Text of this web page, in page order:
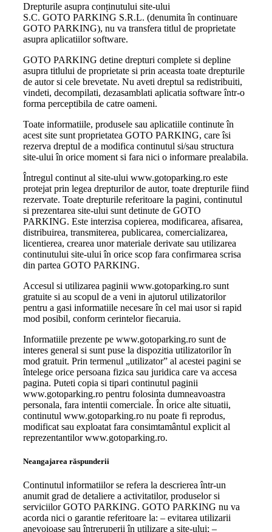
Drepturile asupra conținutului site-ului
S.C. GOTO PARKING S.R.L. (denumita în continuare
GOTO PARKING), nu va transfera titlul de proprietate
asupra aplicatiilor software.
GOTO PARKING detine drepturi complete si depline
asupra titlului de proprietate si prin aceasta toate drepturile
de autor si cele brevetate. Nu aveti dreptul sa redistribuiti,
vindeti, decompilati, dezasamblati aplicatia software într-o
forma perceptibila de catre oameni.
Toate informatiile, produsele sau aplicatiile continute în
acest site sunt proprietatea GOTO PARKING, care îsi
rezerva dreptul de a modifica continutul si/sau structura
site-ului în orice moment si fara nici o informare prealabila.
Întregul continut al site-ului www.gotoparking.ro este
protejat prin legea drepturilor de autor, toate drepturile fiind
rezervate. Toate drepturile referitoare la pagini, continutul
si prezentarea site-ului sunt detinute de GOTO
PARKING. Este interzisa copierea, modificarea, afisarea,
distribuirea, transmiterea, publicarea, comercializarea,
licentierea, crearea unor materiale derivate sau utilizarea
continutului site-ului în orice scop fara confirmarea scrisa
din partea GOTO PARKING.
Accesul si utilizarea paginii www.gotoparking.ro sunt
gratuite si au scopul de a veni in ajutorul utilizatorilor
pentru a gasi informatiile necesare în cel mai usor si rapid
mod posibil, conform cerintelor fiecaruia.
Informatiile prezente pe www.gotoparking.ro sunt de
interes general si sunt puse la dispozitia utilizatorilor în
mod gratuit. Prin termenul „utilizator” al acestei pagini se
întelege orice persoana fizica sau juridica care va accesa
pagina. Puteti copia si tipari continutul paginii
www.gotoparking.ro pentru folosinta dumneavoastra
personala, fara intentii comerciale. În orice alte situatii,
continutul www.gotoparking.ro nu poate fi reprodus,
modificat sau exploatat fara consimtamântul explicit al
reprezentantilor www.gotoparking.ro.
Neangajarea răspunderii
Continutul informatiilor se refera la descrierea într-un
anumit grad de detaliere a activitatilor, produselor si
serviciilor GOTO PARKING. GOTO PARKING nu va
acorda nici o garantie referitoare la: – evitarea utilizarii
anevoioase sau întreruperii în utilizare a site-ului; –